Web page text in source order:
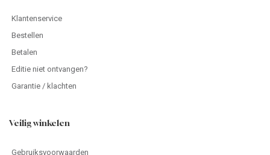
Klantenservice
Bestellen
Betalen
Editie niet ontvangen?
Garantie / klachten
Veilig winkelen
Gebruiksvoorwaarden